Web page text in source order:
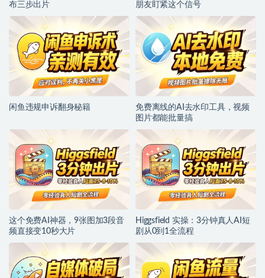
布三步出片
朋友盯紧这个信号
闲鱼违规申诉翻身秘籍
免费离线的AI去水印工具，视频
图片都能批量搞
这个免费AI神器，9张图加3段音
频直接变10秒大片
Higgsfield 实操：3分钟真人AI短
剧从0到1全流程